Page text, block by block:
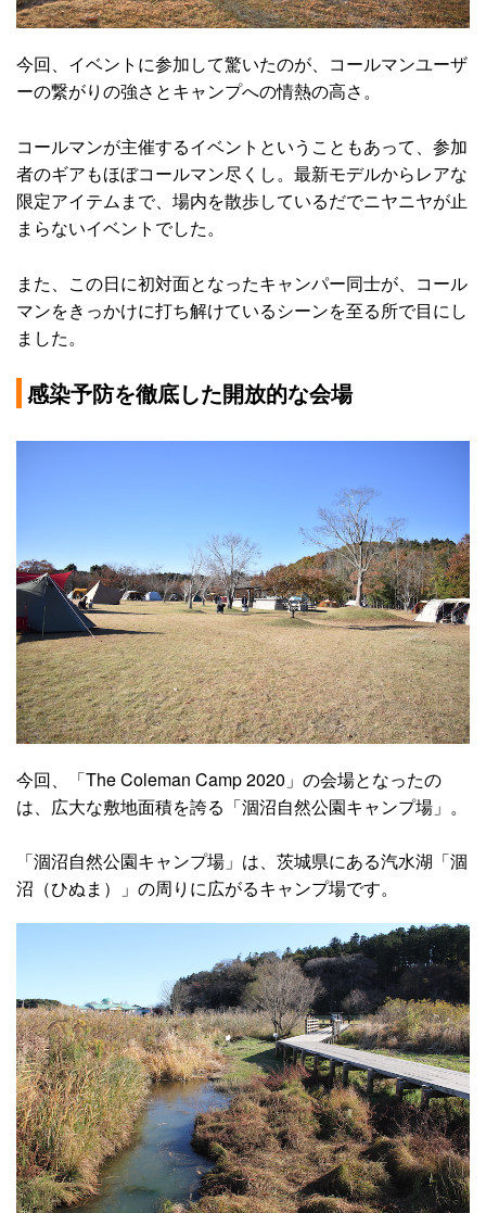
今回、イベントに参加して驚いたのが、コールマンユーザ
ーの繋がりの強さとキャンプへの情熱の高さ。
コールマンが主催するイベントということもあって、参加
者のギアもほぼコールマン尽くし。最新モデルからレアな
限定アイテムまで、場内を散歩しているだでニヤニヤが止
まらないイベントでした。
また、この日に初対面となったキャンパー同士が、コール
マンをきっかけに打ち解けているシーンを至る所で目にし
ました。
感染予防を徹底した開放的な会場
今回、「The Coleman Camp 2020」の会場となったの
は、広大な敷地面積を誇る「涸沼自然公園キャンプ場」。
「涸沼自然公園キャンプ場」は、茨城県にある汽水湖「涸
沼（ひぬま）」の周りに広がるキャンプ場です。